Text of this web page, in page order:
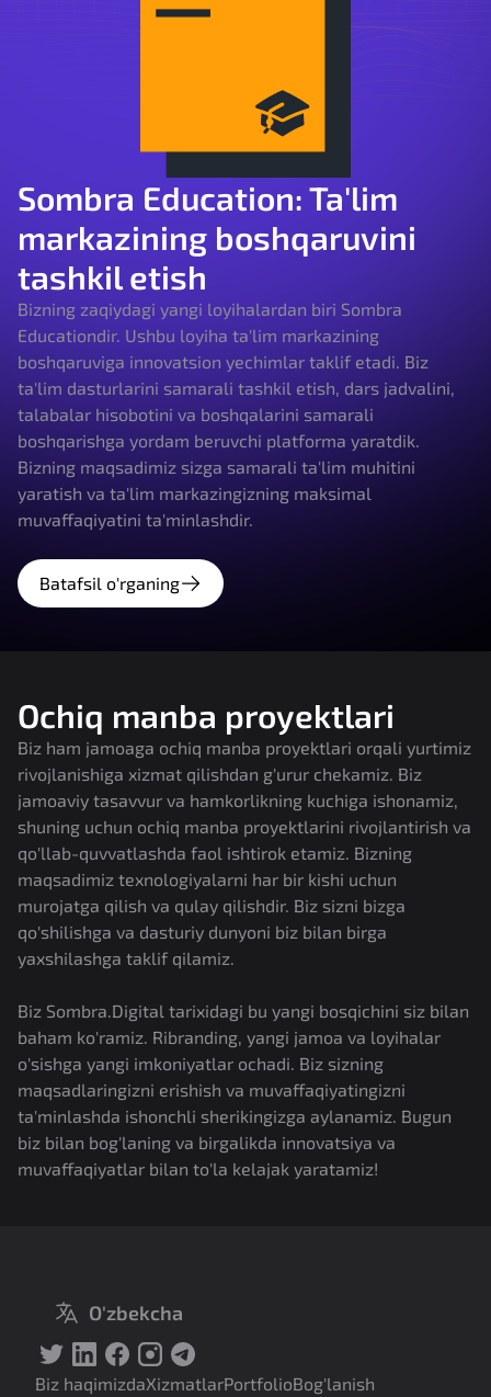
Sombra Education: Ta'lim
markazining boshqaruvini
tashkil etish
Bizning zaqiydagi yangi loyihalardan biri Sombra
Educationdir. Ushbu loyiha ta'lim markazining
boshqaruviga innovatsion yechimlar taklif etadi. Biz
ta'lim dasturlarini samarali tashkil etish, dars jadvalini,
talabalar hisobotini va boshqalarini samarali
boshqarishga yordam beruvchi platforma yaratdik.
Bizning maqsadimiz sizga samarali ta'lim muhitini
yaratish va ta'lim markazingizning maksimal
muvaffaqiyatini ta'minlashdir.
Batafsil o'rganing
Ochiq manba proyektlari
Biz ham jamoaga ochiq manba proyektlari orqali yurtimiz
rivojlanishiga xizmat qilishdan g'urur chekamiz. Biz
jamoaviy tasavvur va hamkorlikning kuchiga ishonamiz,
shuning uchun ochiq manba proyektlarini rivojlantirish va
qo'llab-quvvatlashda faol ishtirok etamiz. Bizning
maqsadimiz texnologiyalarni har bir kishi uchun
murojatga qilish va qulay qilishdir. Biz sizni bizga
qo'shilishga va dasturiy dunyoni biz bilan birga
yaxshilashga taklif qilamiz.
Biz Sombra.Digital tarixidagi bu yangi bosqichini siz bilan
baham ko'ramiz. Ribranding, yangi jamoa va loyihalar
o'sishga yangi imkoniyatlar ochadi. Biz sizning
maqsadlaringizni erishish va muvaffaqiyatingizni
ta'minlashda ishonchli sherikingizga aylanamiz. Bugun
biz bilan bog'laning va birgalikda innovatsiya va
muvaffaqiyatlar bilan to'la kelajak yaratamiz!
O'zbekcha
Biz haqimizdaXizmatlarPortfolioBog'lanish